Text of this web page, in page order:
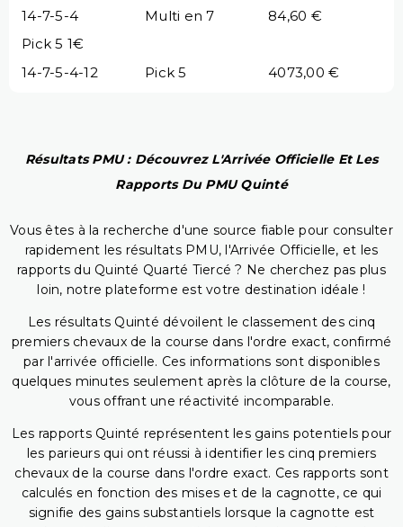
14-7-5-4
Multi en 7
84,60 €
Pick 5 1€
14-7-5-4-12
Pick 5 4073,00 €
Résultats PMU : Découvrez L'Arrivée Officielle Et Les
Rapports Du PMU Quinté
Vous êtes à la recherche d'une source fiable pour consulter
rapidement les résultats PMU, l'Arrivée Officielle, et les
rapports du Quinté Quarté Tiercé ? Ne cherchez pas plus
loin, notre plateforme est votre destination idéale !
Les résultats Quinté dévoilent le classement des cinq
premiers chevaux de la course dans l'ordre exact, confirmé
par l'arrivée officielle. Ces informations sont disponibles
quelques minutes seulement après la clôture de la course,
vous offrant une réactivité incomparable.
Les rapports Quinté représentent les gains potentiels pour
les parieurs qui ont réussi à identifier les cinq premiers
chevaux de la course dans l'ordre exact. Ces rapports sont
calculés en fonction des mises et de la cagnotte, ce qui
signifie des gains substantiels lorsque la cagnotte est